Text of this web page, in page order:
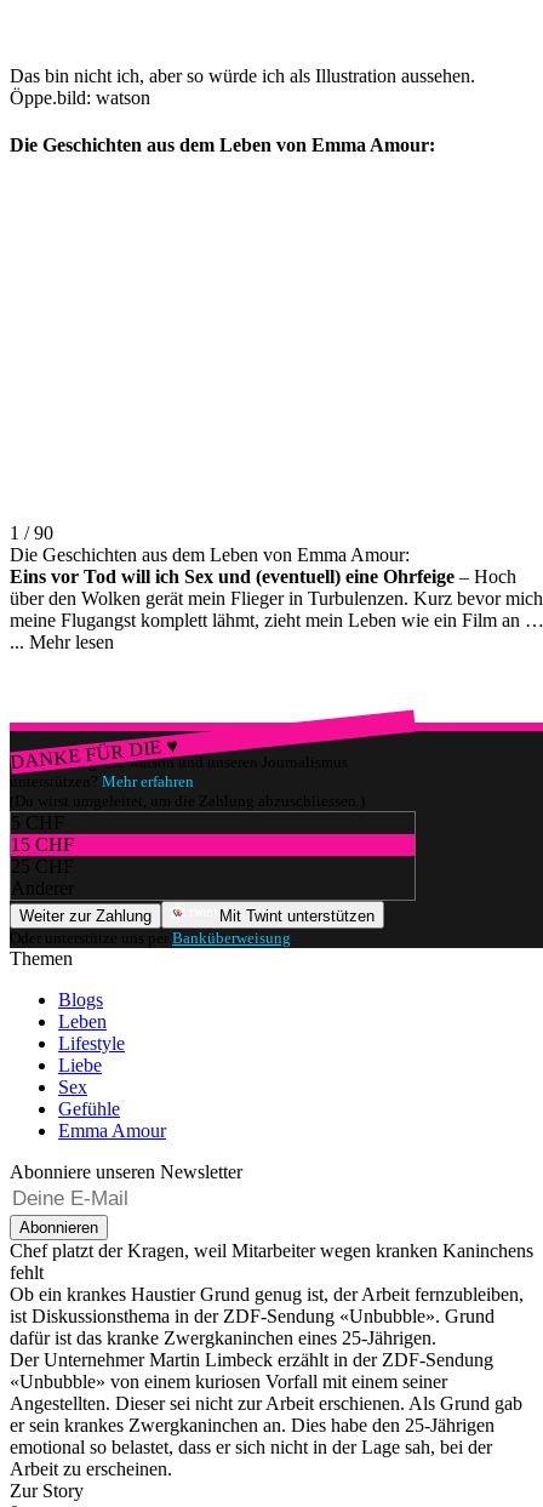
Das bin nicht ich, aber so würde ich als Illustration aussehen.
Öppe.bild: watson
Die Geschichten aus dem Leben von Emma Amour:
1 / 90
Die Geschichten aus dem Leben von Emma Amour:
Eins vor Tod will ich Sex und (eventuell) eine Ohrfeige – Hoch
über den Wolken gerät mein Flieger in Turbulenzen. Kurz bevor mich
meine Flugangst komplett lähmt, zieht mein Leben wie ein Film an
vorbei – (sehr) skurrile Szenen inklusive.
... Mehr lesen
DANKE FÜR DIE ♥
Würdest du gerne watson und unseren Journalismus
unterstützen? Mehr erfahren
(Du wirst umgeleitet, um die Zahlung abzuschliessen.)
5 CHF
15 CHF
25 CHF
Anderer
Weiter zur Zahlung
Mit Twint unterstützen
Oder unterstütze uns per Banküberweisung
Themen
Blogs
Leben
Lifestyle
Liebe
Sex
Gefühle
Emma Amour
Abonniere unseren Newsletter
Abonnieren
Chef platzt der Kragen, weil Mitarbeiter wegen kranken Kaninchens
fehlt
Ob ein krankes Haustier Grund genug ist, der Arbeit fernzubleiben,
ist Diskussionsthema in der ZDF-Sendung «Unbubble». Grund
dafür ist das kranke Zwergkaninchen eines 25-Jährigen.
Der Unternehmer Martin Limbeck erzählt in der ZDF-Sendung
«Unbubble» von einem kuriosen Vorfall mit einem seiner
Angestellten. Dieser sei nicht zur Arbeit erschienen. Als Grund gab
er sein krankes Zwergkaninchen an. Dies habe den 25-Jährigen
emotional so belastet, dass er sich nicht in der Lage sah, bei der
Arbeit zu erscheinen.
Zur Story